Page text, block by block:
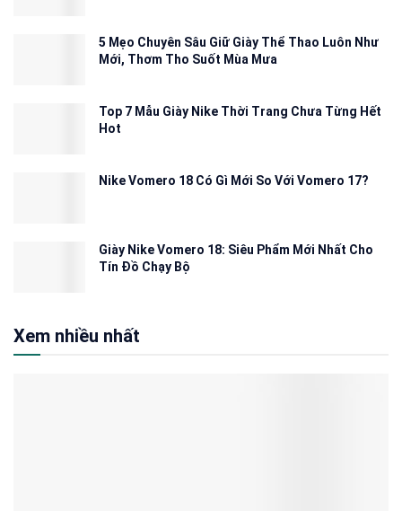
5 Mẹo Chuyên Sâu Giữ Giày Thể Thao Luôn Như
Mới, Thơm Tho Suốt Mùa Mưa
Top 7 Mẫu Giày Nike Thời Trang Chưa Từng Hết
Hot
Nike Vomero 18 Có Gì Mới So Với Vomero 17?
Giày Nike Vomero 18: Siêu Phẩm Mới Nhất Cho
Tín Đồ Chạy Bộ
Xem nhiều nhất